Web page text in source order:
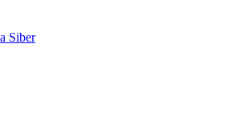
Siber